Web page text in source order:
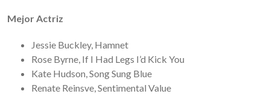
Mejor Actriz
Jessie Buckley, Hamnet
Rose Byrne, If I Had Legs I’d Kick You
Kate Hudson, Song Sung Blue
Renate Reinsve, Sentimental Value